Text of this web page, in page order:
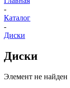
-
Каталог
-
Диски
Диски
Элемент не найден